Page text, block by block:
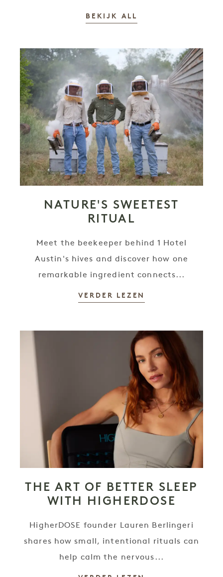
BEKIJK ALL
NATURE'S SWEETEST
RITUAL
Meet the beekeeper behind 1 Hotel
Austin's hives and discover how one
remarkable ingredient connects...
VERDER LEZEN
THE ART OF BETTER SLEEP
WITH HIGHERDOSE
HigherDOSE founder Lauren Berlingeri
shares how small, intentional rituals can
help calm the nervous...